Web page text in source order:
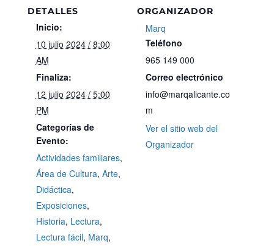
DETALLES
Inicio:
10 julio 2024 / 8:00
AM
Finaliza:
12 julio 2024 / 5:00
PM
Categorías de
Evento:
Actividades familiares,
Área de Cultura, Arte,
Didáctica,
Exposiciones,
Historia, Lectura,
Lectura fácil, Marq,
ORGANIZADOR
Marq
Teléfono
965 149 000
Correo electrónico
info@marqalicante.co
m
Ver el sitio web del
Organizador